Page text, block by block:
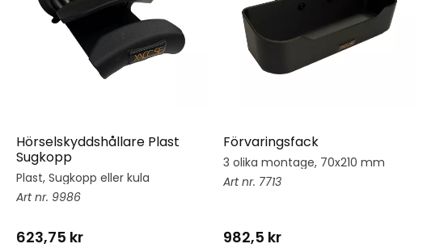
Hörselskyddshållare Plast
Sugkopp
Plast, Sugkopp eller kula
9986
623,75 kr
Förvaringsfack
3 olika montage, 70x210 mm
7713
982,5 kr